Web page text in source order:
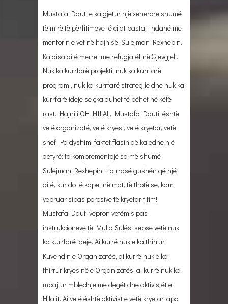
Mustafa Dauti e ka gjetur një xeherore shumë
të mirë të përfitimeve të cilat pastaj i ndanë me
mentorin e vet në hajnisë, Sulejman Rexhepin.
Ka disa ditë merret me refugjatët në Gjevgjeli.
Nuk ka kurrfarë projekti, nuk ka kurrfarë
programi, nuk ka kurrfarë strategjie dhe nuk ka
kurrfarë ideje se çka duhet të bëhet në këtë
rast. Hajni i OH HILAL, Mustafa Dauti, është
vetë organizatë, vetë kryesi, vetë kryetar, vetë
shef. Pa dyshim, faktet flasin që ka edhe një
detyrë: ta komprementojë sa më shumë
Sulejman Rexhepin, t’ia rrasë gushën që një
ditë, kur do të kapet në mat, të thotë se, kam
vepruar sipas porosive të kryetarit tim!
Mustafa Dauti vepron vetëm sipas
instrukcioneve të Mulla Sulës, sepse vetë nuk
ka kurrfarë ideje. Ai kurrë nuk e ka thirrur
Kuvendin e Organizatës, ai kurrë nuk e ka
thirrur kryesinë e Organizatës, ai kurrë nuk ka
mbajtur mbledhje me degët dhe aktivistët e
Hilalit. Ai vetë është aktivist e vetë kryetar, apo,